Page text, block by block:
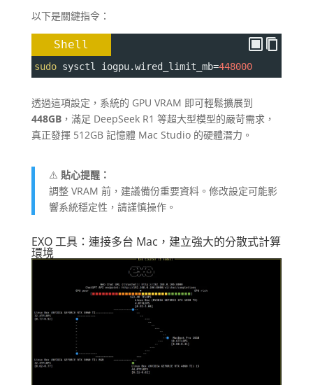
以下是關鍵指令：
Shell
sudo sysctl iogpu.wired_limit_mb=448000
透過這項設定，系統的 GPU VRAM 即可輕鬆擴展到
448GB，滿足 DeepSeek R1 等超大型模型的嚴苛需求，
真正發揮 512GB 記憶體 Mac Studio 的硬體潛力。
⚠️ 貼心提醒：
調整 VRAM 前，建議備份重要資料。修改設定可能影
響系統穩定性，請謹慎操作。
EXO 工具：連接多台 Mac，建立強大的分散式計算
環境